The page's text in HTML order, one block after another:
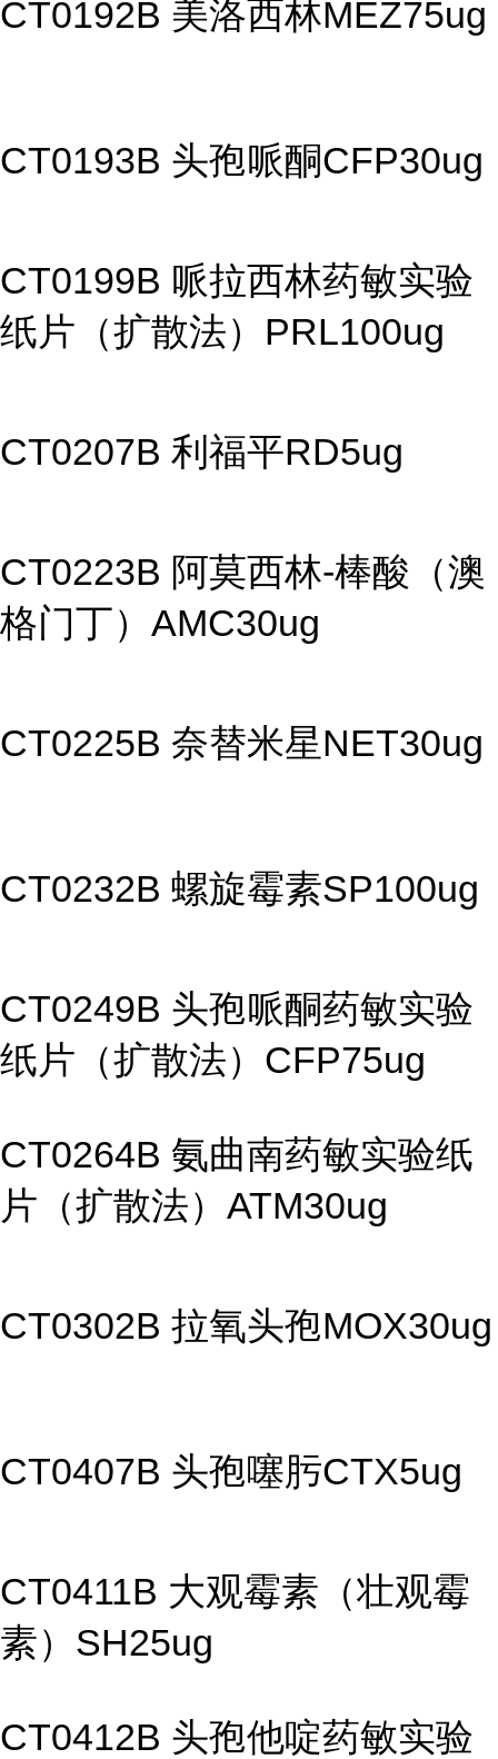
CT0192B 美洛西林MEZ75ug
CT0193B 头孢哌酮CFP30ug
CT0199B 哌拉西林药敏实验
纸片（扩散法）PRL100ug
CT0207B 利福平RD5ug
CT0223B 阿莫西林-棒酸（澳
格门丁）AMC30ug
CT0225B 奈替米星NET30ug
CT0232B 螺旋霉素SP100ug
CT0249B 头孢哌酮药敏实验
纸片（扩散法）CFP75ug
CT0264B 氨曲南药敏实验纸
片（扩散法）ATM30ug
CT0302B 拉氧头孢MOX30ug
CT0407B 头孢噻肟CTX5ug
CT0411B 大观霉素（壮观霉
素）SH25ug
CT0412B 头孢他啶药敏实验